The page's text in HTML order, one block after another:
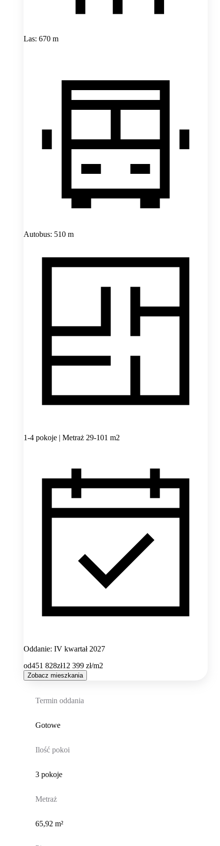
Las: 670 m
Autobus: 510 m
1-4 pokoje | Metraż 29-101 m2
Oddanie: IV kwartał 2027
od451 828zł12 399 zł/m2
Zobacz mieszkania
Termin oddania
Gotowe
Ilość pokoi
3 pokoje
Metraż
65,92 m²